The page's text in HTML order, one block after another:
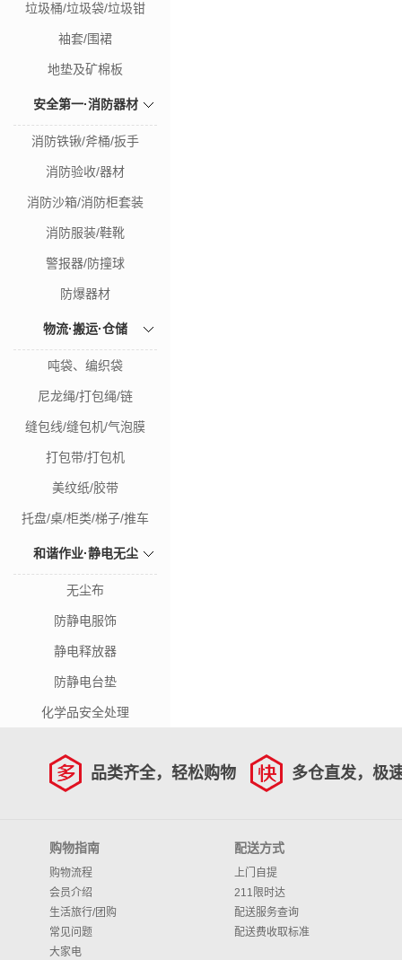
垃圾桶/垃圾袋/垃圾钳
袖套/围裙
地垫及矿棉板
安全第一·消防器材
消防铁锹/斧桶/扳手
消防验收/器材
消防沙箱/消防柜套装
消防服装/鞋靴
警报器/防撞球
防爆器材
物流·搬运·仓储
吨袋、编织袋
尼龙绳/打包绳/链
缝包线/缝包机/气泡膜
打包带/打包机
美纹纸/胶带
托盘/桌/柜类/梯子/推车
和谐作业·静电无尘
无尘布
防静电服饰
静电释放器
防静电台垫
化学品安全处理
品类齐全，轻松购物 多仓直发，极
购物指南
购物流程
会员介绍
生活旅行/团购
常见问题
大家电
配送方式
上门自提
211限时达
配送服务查询
配送费收取标准